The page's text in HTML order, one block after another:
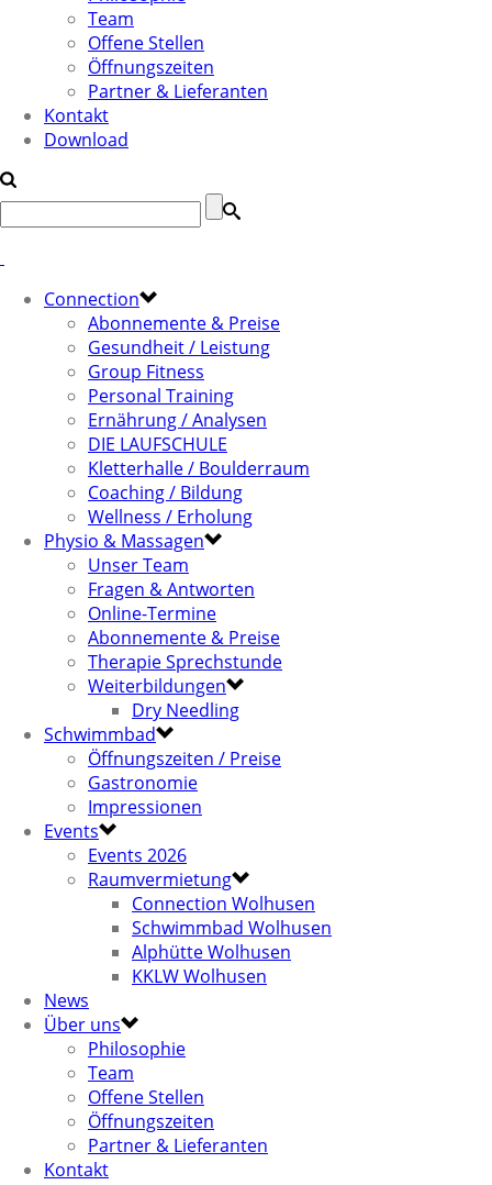
Team
Offene Stellen
Öffnungszeiten
Partner & Lieferanten
Kontakt
Download
Connection
Abonnemente & Preise
Gesundheit / Leistung
Group Fitness
Personal Training
Ernährung / Analysen
DIE LAUFSCHULE
Kletterhalle / Boulderraum
Coaching / Bildung
Wellness / Erholung
Physio & Massagen
Unser Team
Fragen & Antworten
Online-Termine
Abonnemente & Preise
Therapie Sprechstunde
Weiterbildungen
Dry Needling
Schwimmbad
Öffnungszeiten / Preise
Gastronomie
Impressionen
Events
Events 2026
Raumvermietung
Connection Wolhusen
Schwimmbad Wolhusen
Alphütte Wolhusen
KKLW Wolhusen
News
Über uns
Philosophie
Team
Offene Stellen
Öffnungszeiten
Partner & Lieferanten
Kontakt